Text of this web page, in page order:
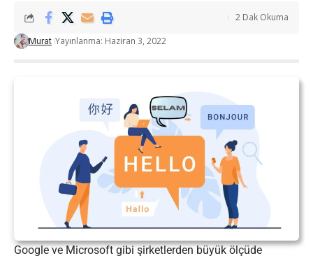
Murat Yayınlanma: Haziran 3, 2022
2 Dak Okuma
Google ve Microsoft gibi şirketlerden büyük ölçüde